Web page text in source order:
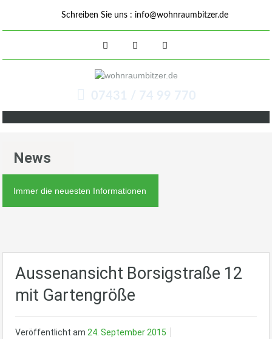
Schreiben Sie uns : info@wohnraumbitzer.de
07431 / 74 99 770
News
Immer die neuesten Informationen
Aussenansicht Borsigstraße 12
mit Gartengröße
Veröffentlicht am 24. September 2015